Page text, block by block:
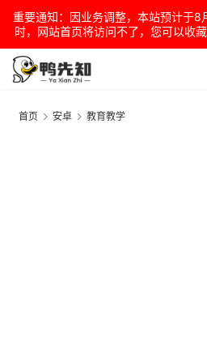
重要通知：因业务调整，本站预计于8
时，网站首页将访问不了，您可以收
站！
首页 安卓 教育教学